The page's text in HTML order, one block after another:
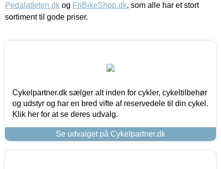
Pedalatleten.dk og FriBikeShop.dk, som alle har et stort
sortiment til gode priser.
Cykelpartner.dk sælger alt inden for cykler, cykeltilbehør
og udstyr og har en bred vifte af reservedele til din cykel.
Klik her for at se deres udvalg.
Se udvalget på Cykelpartner.dk